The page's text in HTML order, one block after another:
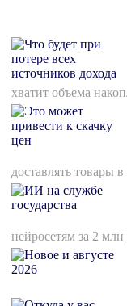
хватит объема
доставлять товары
нейросетям за 2 млн